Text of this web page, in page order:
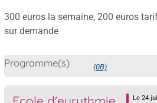
Le 24
300 euros la semaine, 200 euros
sur demande
Programme(s) (0B)